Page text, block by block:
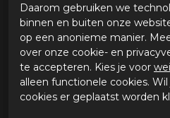
Daarom gebruiken we
binnen en buiten onze
op een anonieme manier.
over onze cookie- en
te accepteren. Kies je voor
alleen functionele cookies.
cookies er geplaatst worden